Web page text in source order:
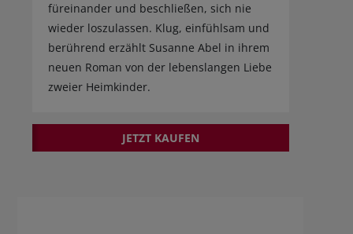
füreinander und beschließen, sich nie
wieder loszulassen. Klug, einfühlsam und
berührend erzählt Susanne Abel in ihrem
neuen Roman von der lebenslangen Liebe
zweier Heimkinder.
JETZT KAUFEN